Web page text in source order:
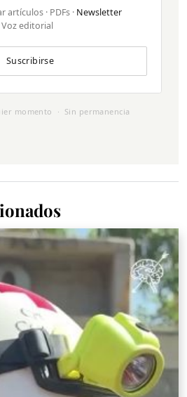
artículos · PDFs · Newsletter
Voz editorial
Suscribirse
momento · Sin permanencia